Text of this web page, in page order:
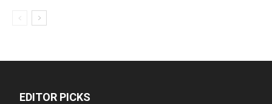
EDITOR PICKS